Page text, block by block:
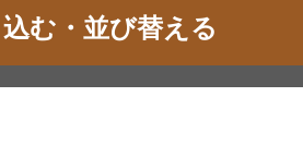
む・並び替える